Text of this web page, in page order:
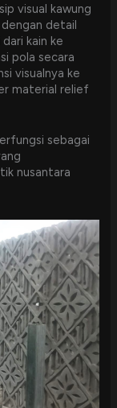
visual kawung
detail
kain ke
pola secara
visualnya ke
material relief
sebagai
nusantara